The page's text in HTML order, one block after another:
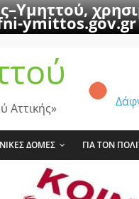
ymittos.gov.gr
Αττικής»
ΔΟΜΕΣ ΓΙΑ ΤΟΝ